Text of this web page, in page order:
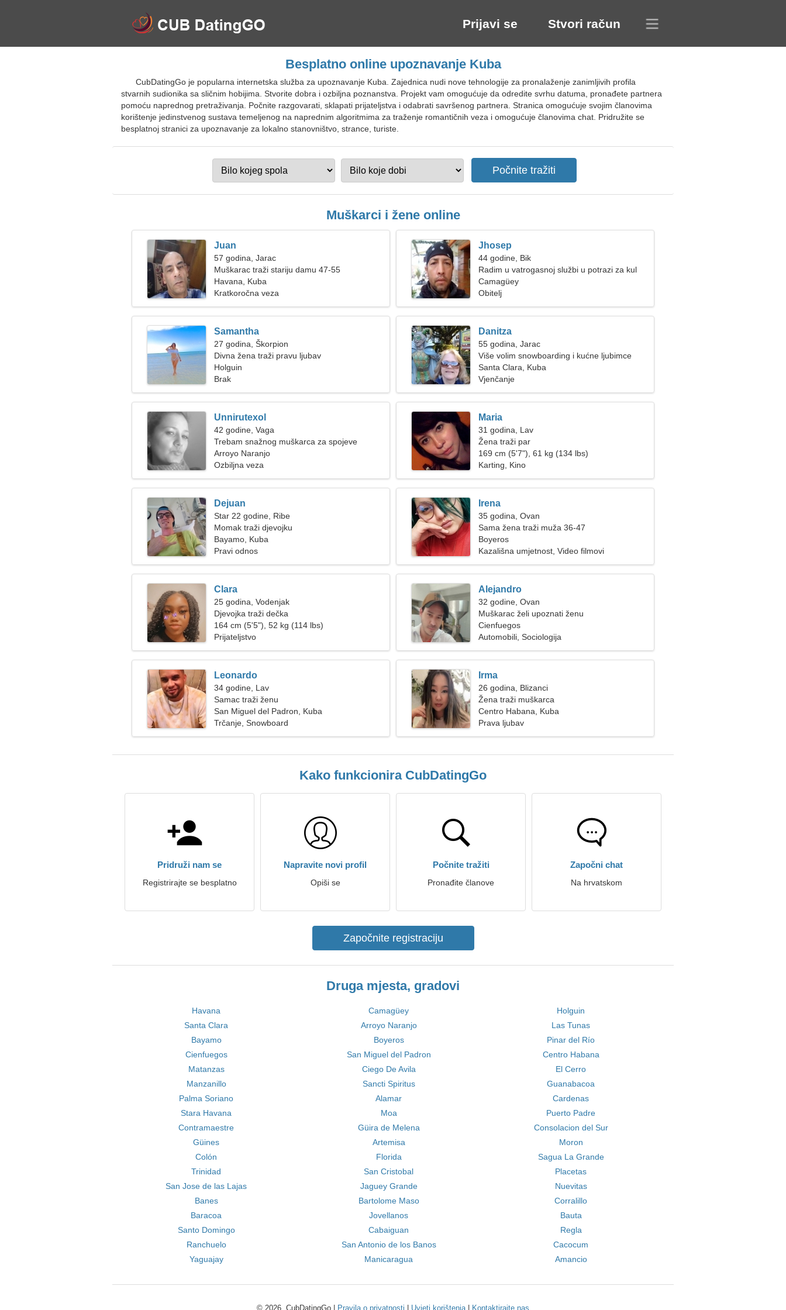
Prijavi se Stvori račun
Besplatno online upoznavanje Kuba
CubDatingGo je popularna internetska služba za upoznavanje Kuba. Zajednica nudi nove tehnologije za pronalaženje zanimljivih profila
stvarnih sudionika sa sličnim hobijima. Stvorite dobra i ozbiljna poznanstva. Projekt vam omogućuje da odredite svrhu datuma, pronađete partnera
pomoću naprednog pretraživanja. Počnite razgovarati, sklapati prijateljstva i odabrati savršenog partnera. Stranica omogućuje svojim članovima
korištenje jedinstvenog sustava temeljenog na naprednim algoritmima za traženje romantičnih veza i omogućuje članovima chat. Pridružite se
besplatnoj stranici za upoznavanje za lokalno stanovništvo, strance, turiste.
Muškarci i žene online
Juan
57 godina, Jarac
Muškarac traži stariju damu 47-55
Havana, Kuba
Kratkoročna veza
Jhosep
44 godine, Bik
Radim u vatrogasnoj službi u potrazi za kul
ženom
Camagüey
Obitelj
Samantha
27 godina, Škorpion
Divna žena traži pravu ljubav
Holguin
Brak
Danitza
55 godina, Jarac
Više volim snowboarding i kućne ljubimce
Santa Clara, Kuba
Vjenčanje
Unnirutexol
42 godine, Vaga
Trebam snažnog muškarca za spojeve
Arroyo Naranjo
Ozbiljna veza
Maria
31 godina, Lav
Žena traži par
169 cm (5'7"), 61 kg (134 lbs)
Karting, Kino
Dejuan
Star 22 godine, Ribe
Momak traži djevojku
Bayamo, Kuba
Pravi odnos
Irena
35 godina, Ovan
Sama žena traži muža 36-47
Boyeros
Kazališna umjetnost, Video filmovi
Clara
25 godina, Vodenjak
Djevojka traži dečka
164 cm (5'5"), 52 kg (114 lbs)
Prijateljstvo
Alejandro
32 godine, Ovan
Muškarac želi upoznati ženu
Cienfuegos
Automobili, Sociologija
Leonardo
34 godine, Lav
Samac traži ženu
San Miguel del Padron, Kuba
Trčanje, Snowboard
Irma
26 godina, Blizanci
Žena traži muškarca
Centro Habana, Kuba
Prava ljubav
Kako funkcionira CubDatingGo
Pridruži nam se
Registrirajte se besplatno
Napravite novi profil
Opiši se
Počnite tražiti
Pronađite članove
Započni chat
Na hrvatskom
Započnite registraciju
Druga mjesta, gradovi
Havana Camagüey
Holguin
Santa Clara
Arroyo Naranjo
Las Tunas
Bayamo
Boyeros
Pinar del Río
Cienfuegos
San Miguel del Padron
Centro Habana
Matanzas
Ciego De Avila
El Cerro
Manzanillo
Sancti Spiritus
Guanabacoa
Palma Soriano
Alamar
Cardenas
Stara Havana
Moa
Puerto Padre
Contramaestre
Güira de Melena
Consolacion del Sur
Güines
Artemisa
Moron
Colón
Florida
Sagua La Grande
Trinidad
San Cristobal
Placetas
San Jose de las Lajas
Jaguey Grande
Nuevitas
Banes
Bartolome Maso
Corralillo
Baracoa
Jovellanos
Bauta
Santo Domingo
Cabaiguan
Regla
Ranchuelo
San Antonio de los Banos
Cacocum
Yaguajay
Manicaragua Amancio
© 2026, CubDatingGo | Pravila o privatnosti Uvjeti korištenja Kontaktirajte nas